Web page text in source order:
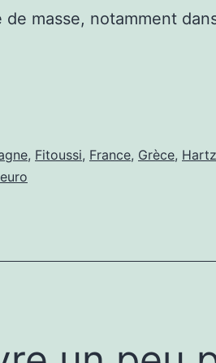
masse, notamment
, Fitoussi, France, Grèce, Hartz